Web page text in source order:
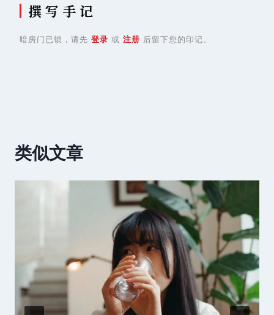
撰 写 手 记
暗房门已锁，请先 登录 或 注册 后留下您的印记。
类似文章